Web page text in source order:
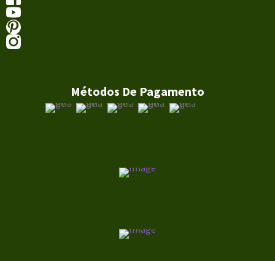
Métodos De Pagamento